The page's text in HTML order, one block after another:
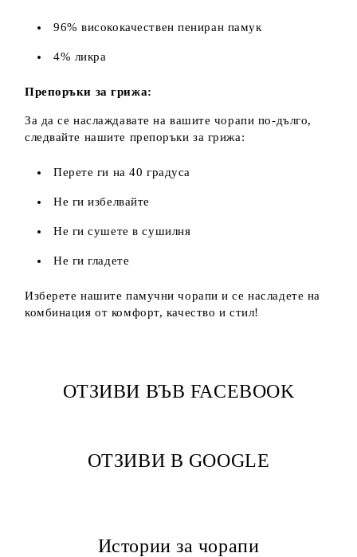
96% висококачествен пениран памук
4% ликра
Препоръки за грижа:
За да се наслаждавате на вашите чорапи по-дълго,
следвайте нашите препоръки за грижа:
Перете ги на 40 градуса
Не ги избелвайте
Не ги сушете в сушилня
Не ги гладете
Изберете нашите памучни чорапи и се насладете на
комбинация от комфорт, качество и стил!
ОТЗИВИ ВЪВ FACEBOOK
ОТЗИВИ В GOOGLE
Истории за чорапи